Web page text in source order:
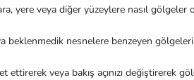
yere veya diğer yüzeylere nasıl
beklenmedik nesnelere benzeyen gölgeleri
ettirerek veya bakış açınızı değiştirerek